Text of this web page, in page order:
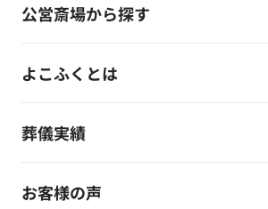
公営斎場から探す
よこふくとは
葬儀実績
お客様の声